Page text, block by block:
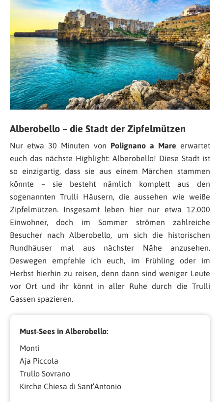
Alberobello – die Stadt der Zipfelmützen
Nur etwa 30 Minuten von Polignano a Mare erwartet
euch das nächste Highlight: Alberobello! Diese Stadt ist
so einzigartig, dass sie aus einem Märchen stammen
könnte – sie besteht nämlich komplett aus den
sogenannten Trulli Häusern, die aussehen wie weiße
Zipfelmützen. Insgesamt leben hier nur etwa 12.000
Einwohner, doch im Sommer strömen zahlreiche
Besucher nach Alberobello, um sich die historischen
Rundhäuser mal aus nächster Nähe anzusehen.
Deswegen empfehle ich euch, im Frühling oder im
Herbst hierhin zu reisen, denn dann sind weniger Leute
vor Ort und ihr könnt in aller Ruhe durch die Trulli
Gassen spazieren.
Must-Sees in Alberobello:
Monti
Aja Piccola
Trullo Sovrano
Kirche Chiesa di Sant’Antonio